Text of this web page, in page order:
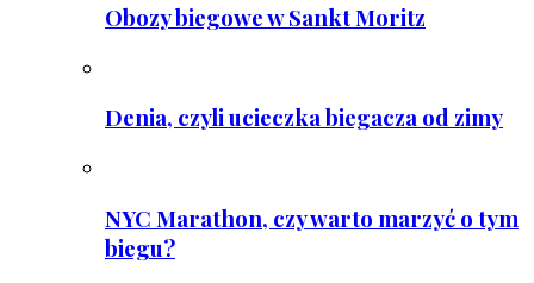
Obozy biegowe w Sankt Moritz
Denia, czyli ucieczka biegacza od zimy
NYC Marathon, czy warto marzyć o tym
biegu?